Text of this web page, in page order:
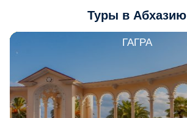
Туры в Абхазию
ГАГРА